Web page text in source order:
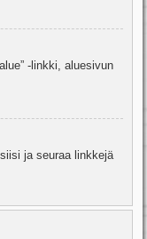
-linkki, aluesivun
ja seuraa linkkejä